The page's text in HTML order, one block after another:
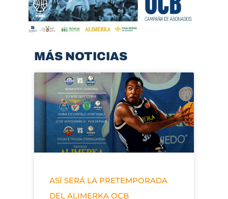
MÁS NOTICIAS
ASÍ SERÁ LA PRETEMPORADA
DEL ALIMERKA OCB